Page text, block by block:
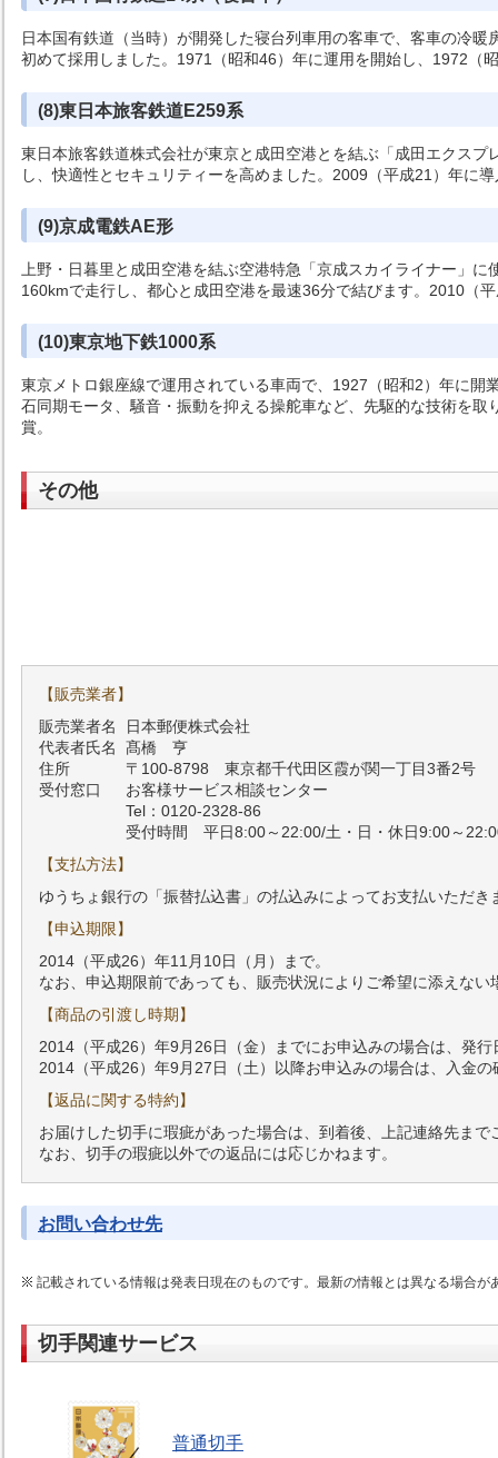
日本国有鉄道（当時）が開発した寝台列車用の客車で、客車の冷
初めて採用しました。1971（昭和46）年に運用を開始し、1972（
(8)東日本旅客鉄道E259系
東日本旅客鉄道株式会社が東京と成田空港とを結ぶ「成田エクス
し、快適性とセキュリティーを高めました。2009（平成21）年に
(9)京成電鉄AE形
上野・日暮里と成田空港を結ぶ空港特急「京成スカイライナー」
160kmで走行し、都心と成田空港を最速36分で結びます。2010（
(10)東京地下鉄1000系
東京メトロ銀座線で運用されている車両で、1927（昭和2）年に
石同期モータ、騒音・振動を抑える操舵車など、先駆的な技術を
賞。
その他
【販売業者】
販売業者名
日本郵便株式会社
代表者氏名 髙橋 亨
住所
〒100-8798 東京都千代田区霞が関一丁目3番2号
受付窓口
お客様サービス相談センター
Tel：0120-2328-86
受付時間 平日8:00～22:00/土・日・休日9:00～
【支払方法】
ゆうちょ銀行の「振替払込書」の払込みによってお支払いただき
【申込期限】
2014（平成26）年11月10日（月）まで。
なお、申込期限前であっても、販売状況によりご希望に添えない
【商品の引渡し時期】
2014（平成26）年9月26日（金）までにお申込みの場合は、発
2014（平成26）年9月27日（土）以降お申込みの場合は、入金
【返品に関する特約】
お届けした切手に瑕疵があった場合は、到着後、上記連絡先まで
なお、切手の瑕疵以外での返品には応じかねます。
お問い合わせ先
記載されている情報は発表日現在のものです。最新の情報とは異なる場合が
切手関連サービス
普通切手